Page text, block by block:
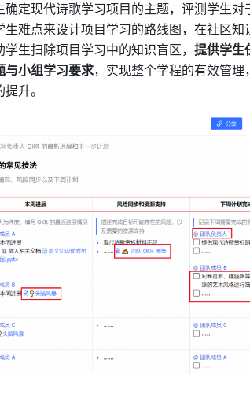
确定现代诗歌学习项目的主题，评测学生对
难点来设计项目学习的路线图，在社区知
生扫除项目学习中的知识盲区， 提供学生
与小组学习要求，实现整个学程的有效管理
升。